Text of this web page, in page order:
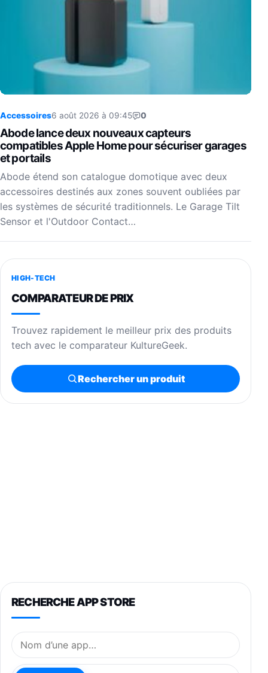
Accessoires6 août 2026 à 09:45 0
Abode lance deux nouveaux capteurs
compatibles Apple Home pour sécuriser garages
et portails
Abode étend son catalogue domotique avec deux
accessoires destinés aux zones souvent oubliées par
les systèmes de sécurité traditionnels. Le Garage Tilt
Sensor et l'Outdoor Contact…
HIGH-TECH
COMPARATEUR DE PRIX
Trouvez rapidement le meilleur prix des produits
tech avec le comparateur KultureGeek.
Rechercher un produit
RECHERCHE APP STORE
Nom de l’application